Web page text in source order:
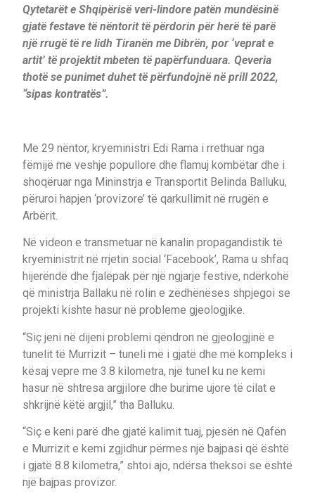
Qytetarët e Shqipërisë veri-lindore patën mundësinë
gjatë festave të nëntorit të përdorin për herë të parë
një rrugë të re lidh Tiranën me Dibrën, por ‘veprat e
artit’ të projektit mbeten të papërfunduara. Qeveria
thotë se punimet duhet të përfundojnë në prill 2022,
“sipas kontratës”.
Me 29 nëntor, kryeministri Edi Rama i rrethuar nga
fëmijë me veshje popullore dhe flamuj kombëtar dhe i
shoqëruar nga Mininstrja e Transportit Belinda Balluku,
përuroi hapjen ‘provizore’ të qarkullimit në rrugën e
Arbërit.
Në videon e transmetuar në kanalin propagandistik të
kryeministrit në rrjetin social ‘Facebook’, Rama u shfaq
hijerëndë dhe fjalëpak për një ngjarje festive, ndërkohë
që ministrja Ballaku në rolin e zëdhënëses shpjegoi se
projekti kishte hasur në probleme gjeologjike.
“Siç jeni në dijeni problemi qëndron në gjeologjinë e
tunelit të Murrizit – tuneli më i gjatë dhe më kompleks i
kësaj vepre me 3.8 kilometra, një tunel ku ne kemi
hasur në shtresa argjilore dhe burime ujore të cilat e
shkrijnë këtë argjil,” tha Balluku.
“Siç e keni parë dhe gjatë kalimit tuaj, pjesën në Qafën
e Murrizit e kemi zgjidhur përmes një bajpasi që është
i gjatë 8.8 kilometra,” shtoi ajo, ndërsa theksoi se është
një bajpas provizor.